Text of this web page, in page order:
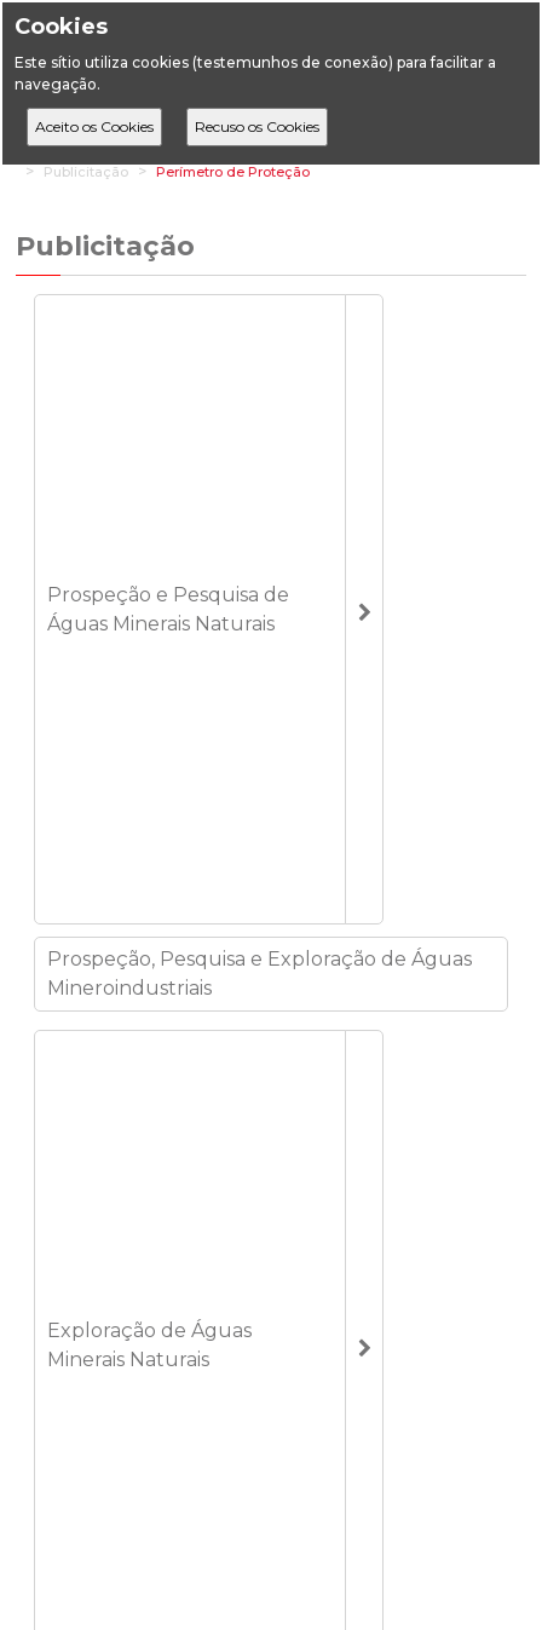
Cookies
Este sítio utiliza cookies (testemunhos de conexão) para facilitar a
navegação.
HomeÁreas Setoriais Geologia
Recursos Hidrogeológicos
Publicitação
Perímetro de Proteção
Publicitação
Prospeção e Pesquisa de
Águas Minerais Naturais
Prospeção, Pesquisa e Exploração de Águas
Mineroindustriais
Exploração de Águas
Minerais Naturais